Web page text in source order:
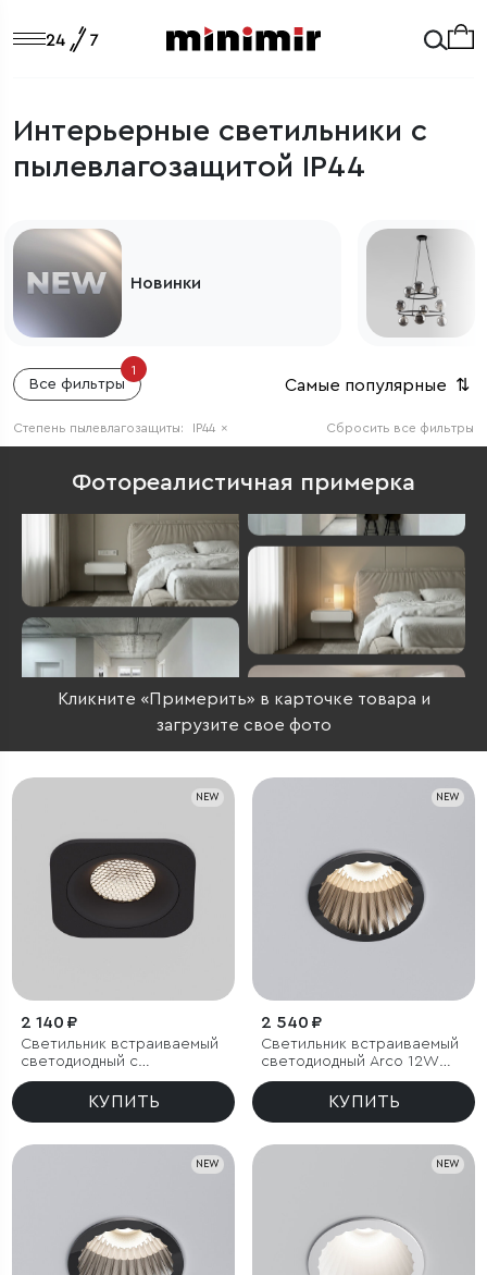
Интерьерные светильники с
пылевлагозащитой IP44
Новинки
Все фильтры
1
Самые популярные ⇅
Сбросить все фильтры
Степень пылевлагозащиты: IP44 ×
Фотореалистичная примерка
Кликните «Примерить» в карточке товара и
загрузите свое фото
NEW
2 140 ₽
Светильник встраиваемый
светодиодный с
антибликовой решеткой
Tetro 10W 4000K черный
КУПИТЬ
NEW
2 540 ₽
Светильник встраиваемый
светодиодный Arco 12W
3000K черный жемчуг IP44
КУПИТЬ
NEW NEW